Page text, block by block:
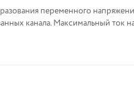
переменного
канала. Максимальный ток